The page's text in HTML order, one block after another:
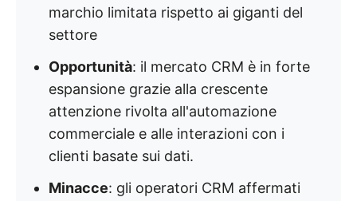
marchio limitata rispetto ai giganti del
settore
Opportunità: il mercato CRM è in forte
espansione grazie alla crescente
attenzione rivolta all'automazione
commerciale e alle interazioni con i
clienti basate sui dati.
Minacce: gli operatori CRM affermati